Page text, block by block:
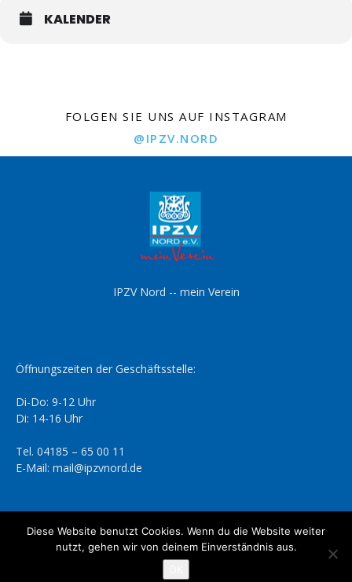
KALENDER
FOLGEN SIE UNS AUF INSTAGRAM
@IPZV.NORD
IPZV Nord -- mein Verein
Öffnungszeiten der Geschäftsstelle:
Di-Do: 9-12 Uhr
Di: 14-16 Uhr
Tel. 04185 – 65 00 11
E-Mail: mail@ipzvnord.de
Datenschutzerklärung Impressum
© IPZV Nord e.V.
Diese Website benutzt Cookies. Wenn du die Website weiter
nutzt, gehen wir von deinem Einverständnis aus.